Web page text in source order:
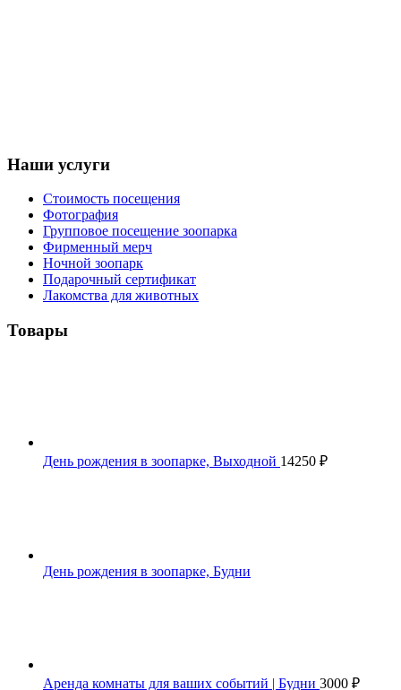
Наши услуги
Стоимость посещения
Фотография
Групповое посещение зоопарка
Фирменный мерч
Ночной зоопарк
Подарочный сертификат
Лакомства для животных
Товары
День рождения в зоопарке, Выходной 14250 ₽
День рождения в зоопарке, Будни
Аренда комнаты для ваших событий | Будни 3000 ₽